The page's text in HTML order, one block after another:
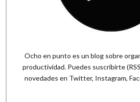
Ocho en punto es un blog sobre
productividad. Puedes suscribirte
novedades en Twitter, Instagram,